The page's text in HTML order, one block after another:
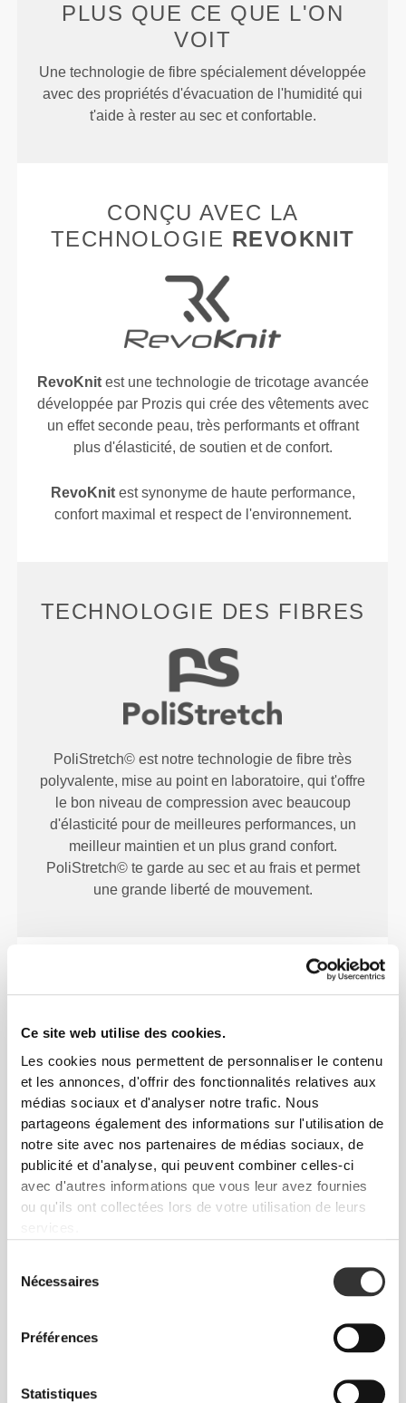
Ce site web utilise des cookies.
Les cookies nous permettent de personnaliser le contenu
et les annonces, d'offrir des fonctionnalités relatives aux
médias sociaux et d'analyser notre trafic. Nous
partageons également des informations sur l'utilisation de
notre site avec nos partenaires de médias sociaux, de
publicité et d'analyse, qui peuvent combiner celles-ci
avec d'autres informations que vous leur avez fournies
ou qu'ils ont collectées lors de votre utilisation de leurs
Nécessaires
Préférences
Statistiques
PLUS QUE CE QUE L'ON
VOIT
Une technologie de fibre spécialement développée
avec des propriétés d'évacuation de l'humidité qui
t'aide à rester au sec et confortable.
CONÇU AVEC LA
TECHNOLOGIE REVOKNIT
RevoKnitest une technologie de tricotage avancée
développée par Prozis qui crée des vêtements avec
un effet seconde peau, très performants et offrant
plus d'élasticité, de soutien et de confort.
RevoKnitest synonyme de haute performance,
confort maximal et respect de l'environnement.
TECHNOLOGIE DES FIBRES
PoliStretch© est notre technologie de fibre très
polyvalente, mise au point en laboratoire, qui t'offre
le bon niveau de compression avec beaucoup
d'élasticité pour de meilleures performances, un
meilleur maintien et un plus grand confort.
PoliStretch© te garde au sec et au frais et permet
une grande liberté de mouvement.
NOTRE ÉTIQUETTE EST
Sans étiquettes cousues
Nos vêtements sont synonymes de confort. Nous
avons opté pour une approche qui laisse une réelle
empreinte sur nos vêtements : le sans coutures !
sensation de confort en évitant les frottements
CONSEILS POUR LES TAILLES